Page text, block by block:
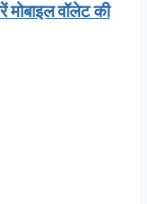
मोबाइल वॉलेट की